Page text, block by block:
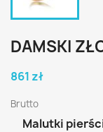
DAMSKI
861 zł
Brutto
Malutki